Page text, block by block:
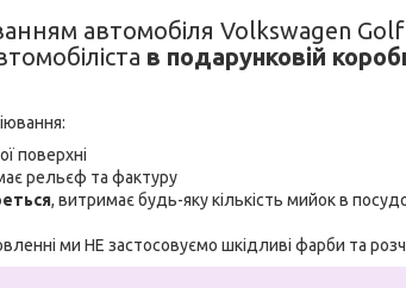
автомобіля Volkswagen
в подарунковій
поверхні
рельєф та фактуру
, витримає будь-яку кількість мийок в
ми НЕ застосовуємо шкідливі фарби та